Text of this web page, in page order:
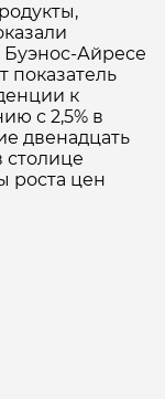
Айресе
показатель
к
с 2,5% в
двенадцать
роста цен